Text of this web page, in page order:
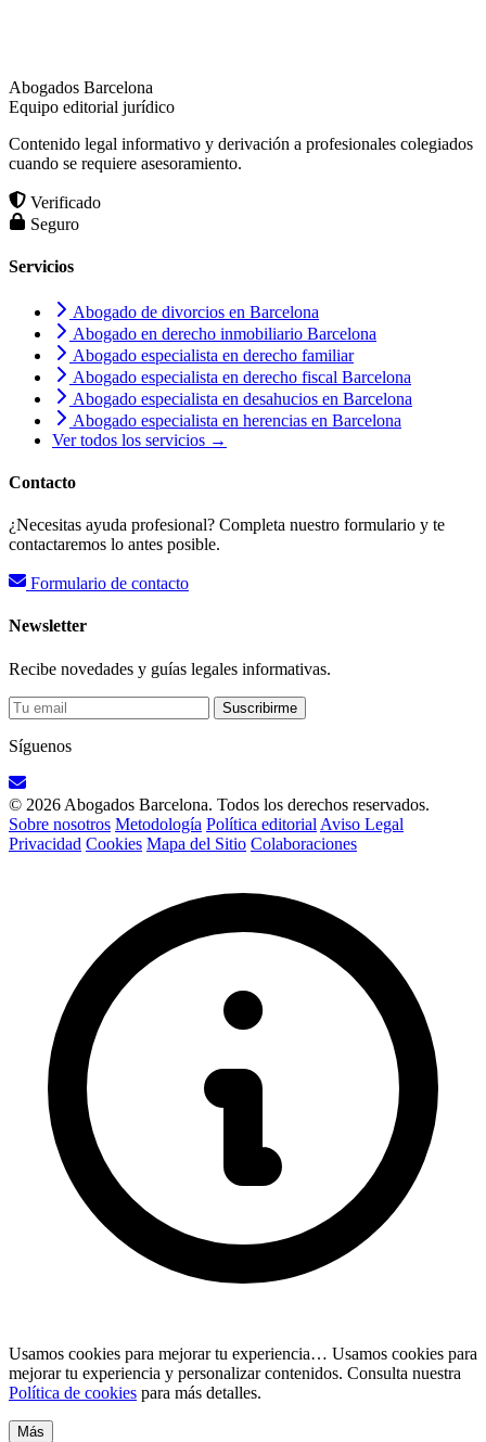
Abogados Barcelona
Equipo editorial jurídico
Contenido legal informativo y derivación a profesionales colegiados
cuando se requiere asesoramiento.
Verificado
Seguro
Servicios
Abogado de divorcios en Barcelona
Abogado en derecho inmobiliario Barcelona
Abogado especialista en derecho familiar
Abogado especialista en derecho fiscal Barcelona
Abogado especialista en desahucios en Barcelona
Abogado especialista en herencias en Barcelona
Ver todos los servicios →
Contacto
¿Necesitas ayuda profesional? Completa nuestro formulario y te
contactaremos lo antes posible.
Formulario de contacto
Newsletter
Recibe novedades y guías legales informativas.
Suscribirme
Síguenos
© 2026 Abogados Barcelona. Todos los derechos reservados.
Sobre nosotros Metodología Política editorial Aviso Legal
Privacidad Cookies Mapa del Sitio Colaboraciones
Usamos cookies para mejorar tu experiencia… Usamos cookies para
mejorar tu experiencia y personalizar contenidos. Consulta nuestra
Política de cookies para más detalles.
Más